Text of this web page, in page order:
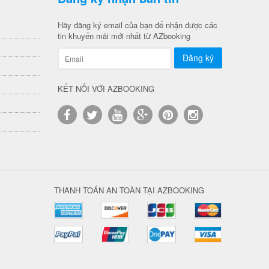
Hãy đăng ký email của bạn để nhận được các
tin khuyến mãi mới nhất từ AZbooking
KẾT NỐI VỚI AZBOOKING
THANH TOÁN AN TOÀN TẠI AZBOOKING